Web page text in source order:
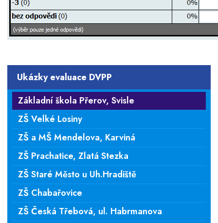
Ukázky evaluace DVPP
Základní škola Přerov, Svisle
ZŠ Velké Losiny
ZŠ a MŠ Mendelova, Karviná
ZŠ Prachatice, Zlatá Stezka
ZŠ Staré Město u Uh.Hradiště
ZŠ Chabařovice
ZŠ Česká Třebová, ul. Habrmanova